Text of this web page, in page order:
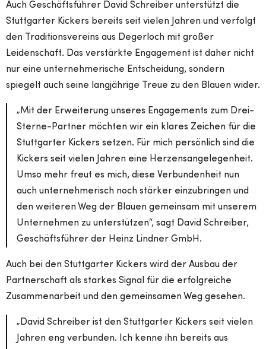
Auch Geschäftsführer David Schreiber unterstützt die
Stuttgarter Kickers bereits seit vielen Jahren und verfolgt
den Traditionsvereins aus Degerloch mit großer
Leidenschaft. Das verstärkte Engagement ist daher nicht
nur eine unternehmerische Entscheidung, sondern
spiegelt auch seine langjährige Treue zu den Blauen wider.
„Mit der Erweiterung unseres Engagements zum Drei-
Sterne-Partner möchten wir ein klares Zeichen für die
Stuttgarter Kickers setzen. Für mich persönlich sind die
Kickers seit vielen Jahren eine Herzensangelegenheit.
Umso mehr freut es mich, diese Verbundenheit nun
auch unternehmerisch noch stärker einzubringen und
den weiteren Weg der Blauen gemeinsam mit unserem
Unternehmen zu unterstützen“, sagt David Schreiber,
Geschäftsführer der Heinz Lindner GmbH.
Auch bei den Stuttgarter Kickers wird der Ausbau der
Partnerschaft als starkes Signal für die erfolgreiche
Zusammenarbeit und den gemeinsamen Weg gesehen.
„David Schreiber ist den Stuttgarter Kickers seit vielen
Jahren eng verbunden. Ich kenne ihn bereits aus